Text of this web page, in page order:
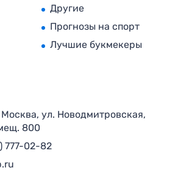
Другие
Прогнозы на спорт
Лучшие букмекеры
Москва, ул. Новодмитровская,
800
777-02-82